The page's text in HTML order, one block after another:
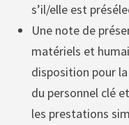
s’il/elle est
Une note de
matériels et
disposition pour
du personnel clé
les prestations